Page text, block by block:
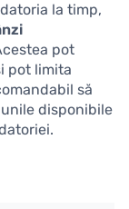
la timp,
pot
pot limita
să
disponibile